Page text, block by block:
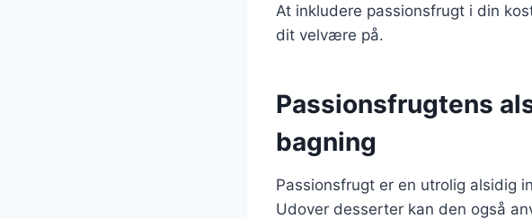
At inkludere passionsfrugt i din
dit velvære på.
Passionsfrugtens
bagning
Passionsfrugt er en utrolig alsidig
Udover desserter kan den også